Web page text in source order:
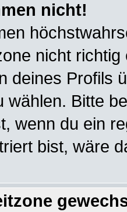
nicht!
nicht
deines Profils
wählen. Bitte
wenn du ein
bist, wäre